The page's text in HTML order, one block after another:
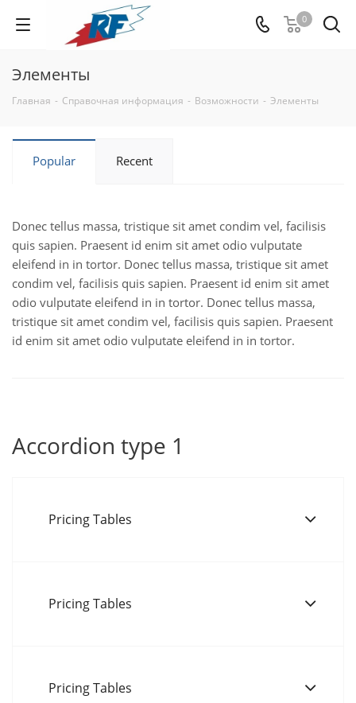
0
Элементы
Главная - Справочная информация - Возможности - Элементы
Popular Recent
Donec tellus massa, tristique sit amet condim vel, facilisis
quis sapien. Praesent id enim sit amet odio vulputate
eleifend in in tortor. Donec tellus massa, tristique sit amet
condim vel, facilisis quis sapien. Praesent id enim sit amet
odio vulputate eleifend in in tortor. Donec tellus massa,
tristique sit amet condim vel, facilisis quis sapien. Praesent
id enim sit amet odio vulputate eleifend in in tortor.
Accordion type 1
Pricing Tables
Pricing Tables
Pricing Tables